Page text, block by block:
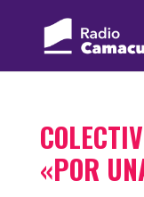
«POR